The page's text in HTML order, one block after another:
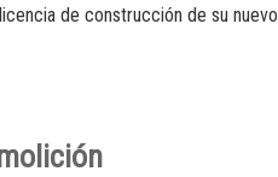
de construcción de su nuevo